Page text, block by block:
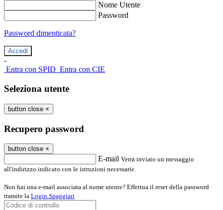
Nome Utente
Password
Password dimenticata?
-
Entra con SPID Entra con CIE
Seleziona utente
button close ×
Recupero password
button close ×
E-mail Verrà inviato un messaggio
all'indirizzo indicato con le istruzioni necessarie.
Non hai una e-mail associata al nome utente? Effettua il reset della password
tramite la Login Spaggiari